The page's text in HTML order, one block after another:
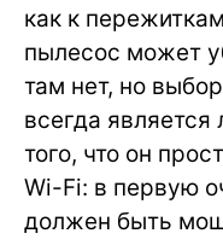
как к
пылесос может
там нет, но
всегда
того, что он
Wi-Fi: в первую
должен быть